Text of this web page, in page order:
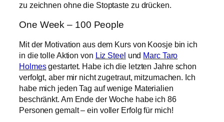
zu zeichnen ohne die Stoptaste zu drücken.
One Week – 100 People
Mit der Motivation aus dem Kurs von Koosje bin ich
in die tolle Aktion von Liz Steel und Marc Taro
Holmesgestartet. Habe ich die letzten Jahre schon
verfolgt, aber mir nicht zugetraut, mitzumachen. Ich
habe mich jeden Tag auf wenige Materialien
beschränkt. Am Ende der Woche habe ich 86
Personen gemalt – ein voller Erfolg für mich!